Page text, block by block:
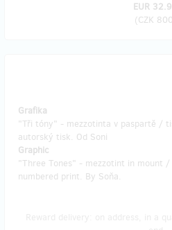
EUR
(CZK 800
Grafika
"Tři tóny" - mezzotinta v paspartě /
autorský tisk. Od Soni
Graphic
"Three Tones" - mezzotint in mount
numbered print. By Soňa.